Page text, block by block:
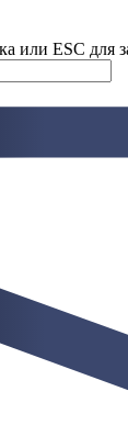
или ESC для